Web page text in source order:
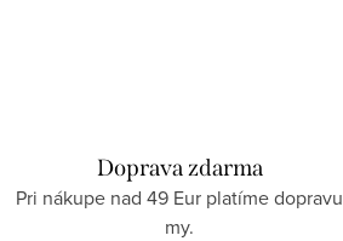
Doprava zdarma
Pri nákupe nad 49 Eur platíme dopravu
my.